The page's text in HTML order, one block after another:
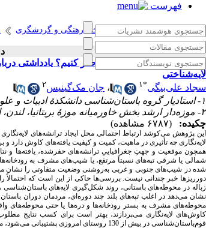
فهرست
انتشارات پژوهشگاه میراث فرهنگی و گردشگری
دوره
ترانشه‌های لایه‌نگاری را کجا حفر کنیم؟ یادداشتی
لایه‌شناختی
سجاد علی‌بیگی*۱ ، جان مک‌گینیس۲
۱- استادیار گروه باستان‌شناسی دانشکدۀ ادبیات و علوم انسانی، دانشگاه رازی، کرمانشاه، ایران ،
۲- موزه‌دار ارشد بخش خاورمیانه موزۀ بریتانیا، لندن، انگلستان
چکیده:
(۶۷۸۷ مشاهده)
این پژوهش می‌کوشد ارتباط احتمالی محل ایجاد ترانشه‌های
لایه‌نگاری چه تأثیری در ماهیت، کمیت و کیفیت یافته‌های کاوش دارد
شمالی یا شرقی تپه‌های نسبتاً مرتفع، یا شیب‌های مشرف به
شده در شیب‌های جنوبی و غربی به‌روشنی وضعیت متفاوتی را نشان
دورریزها خبر چندانی نیست. بررسی‌ها حاکی از این است که احتمالاً
زباله در محوطه‌های باستانی، روند شکل‌گیری لایه‌های
نشان می‌دهد در اغلب تپه‌های بلند چند دوره‌ای، مردمان دوران
محوطه‌های مشرف به بستر رودخانه‌ها و دره‌ها یا حتی محوطه‌های
کاوش‌های لایه‌نگاری می‌پردازند، بهتر است برای کسب نتایج
قوم‌باستان‌شناسی در بیش از 130 روستای امروزی پشتیبانی می‌شود، مدنظر قرار دهند و ترانشه‌های لایه‌نگاری خود را تا حد امکان در دامنه‌های جنوبی و یا غربی تپه‌های باستانی حفر کنند.